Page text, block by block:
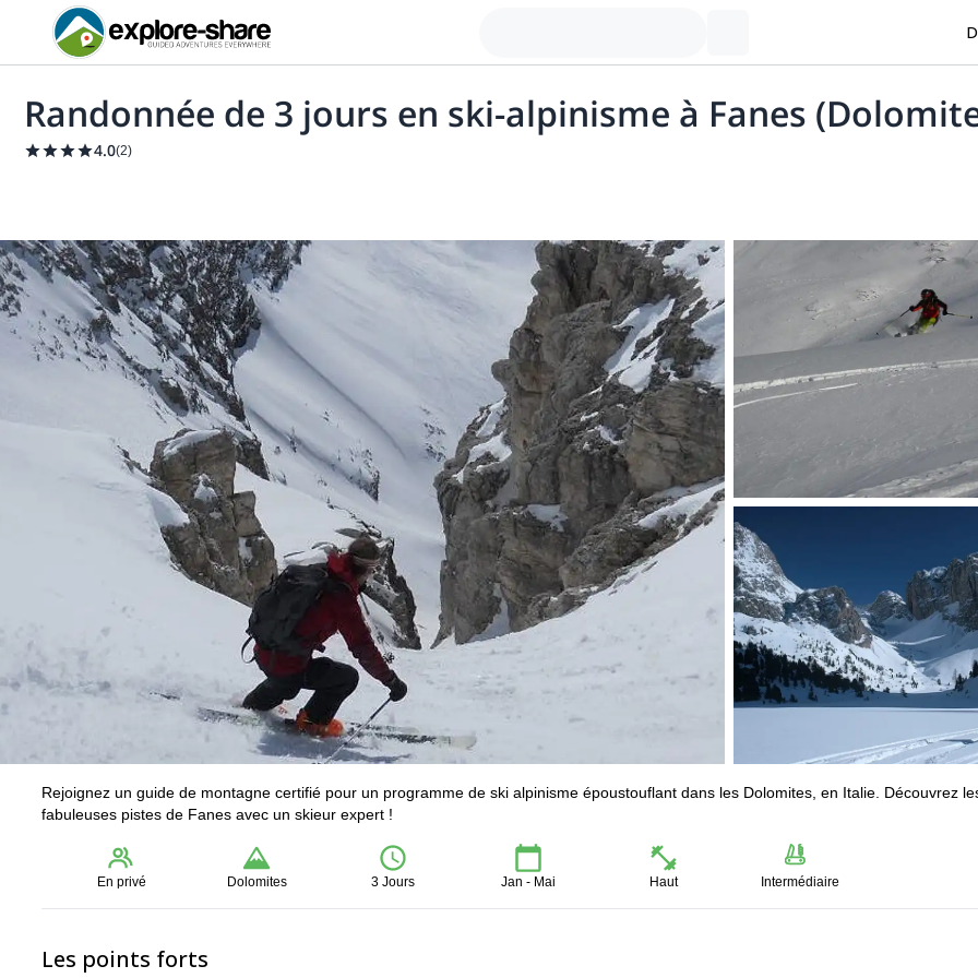
Randonnée de 3 jours en ski-alpinisme à Fanes
4.0(2)
Rejoignez un guide de montagne certifié pour un programme de ski alpinisme époustouflant dans les Dolomites, en Italie. Découvrez
fabuleuses pistes de Fanes avec un skieur expert !
En privé Dolomites 3 Jours Jan - Mai Haut Intermédiaire
Les points forts